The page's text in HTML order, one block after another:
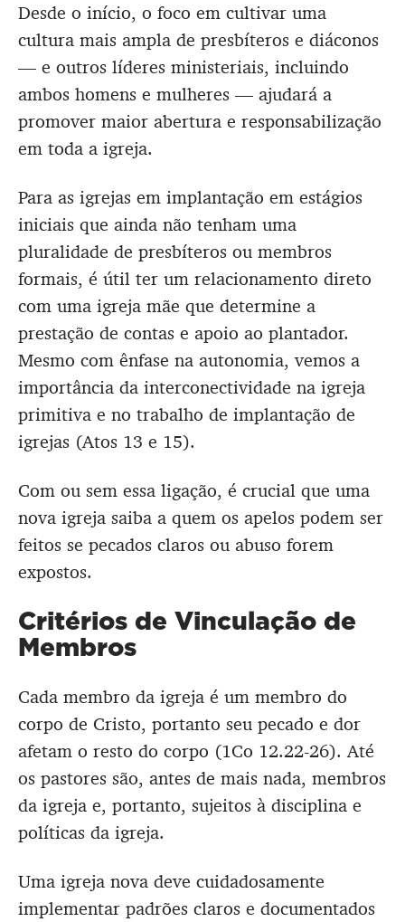
Desde o início, o foco em cultivar uma
cultura mais ampla de presbíteros e diáconos
— e outros líderes ministeriais, incluindo
ambos homens e mulheres — ajudará a
promover maior abertura e responsabilização
em toda a igreja.
Para as igrejas em implantação em estágios
iniciais que ainda não tenham uma
pluralidade de presbíteros ou membros
formais, é útil ter um relacionamento direto
com uma igreja mãe que determine a
prestação de contas e apoio ao plantador.
Mesmo com ênfase na autonomia, vemos a
importância da interconectividade na igreja
primitiva e no trabalho de implantação de
igrejas (Atos 13 e 15).
Com ou sem essa ligação, é crucial que uma
nova igreja saiba a quem os apelos podem ser
feitos se pecados claros ou abuso forem
expostos.
Critérios de Vinculação de
Membros
Cada membro da igreja é um membro do
corpo de Cristo, portanto seu pecado e dor
afetam o resto do corpo (1Co 12.22-26). Até
os pastores são, antes de mais nada, membros
da igreja e, portanto, sujeitos à disciplina e
políticas da igreja.
Uma igreja nova deve cuidadosamente
implementar padrões claros e documentados